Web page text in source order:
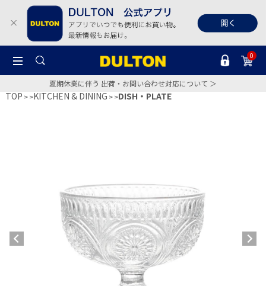
0
夏期休業に伴う 出荷・お問い合わせ対応について ＞
TOP >KITCHEN & DINING >DISH・PLATE